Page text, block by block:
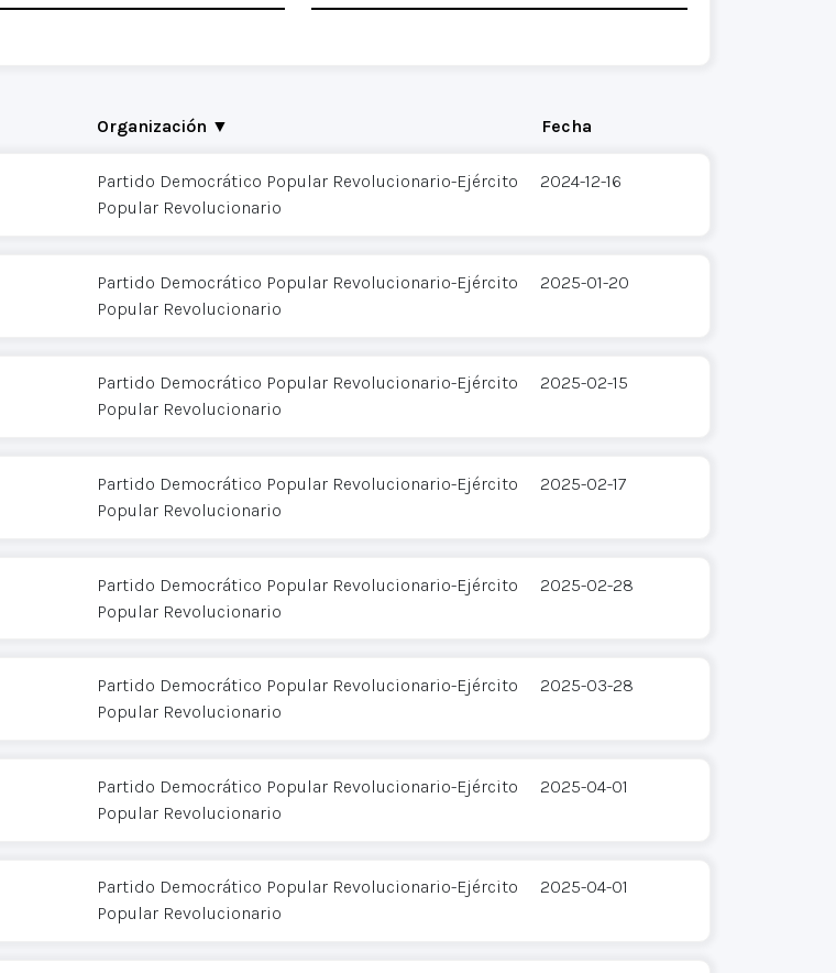
Organización ▼ Fecha
Partido Democrático Popular Revolucionario-Ejército
Popular Revolucionario
2024-12-16
Partido Democrático Popular Revolucionario-Ejército
Popular Revolucionario
2025-01-20
Partido Democrático Popular Revolucionario-Ejército
Popular Revolucionario
2025-02-15
Partido Democrático Popular Revolucionario-Ejército
Popular Revolucionario
2025-02-17
Partido Democrático Popular Revolucionario-Ejército
Popular Revolucionario
2025-02-28
Partido Democrático Popular Revolucionario-Ejército
Popular Revolucionario
2025-03-28
Partido Democrático Popular Revolucionario-Ejército
Popular Revolucionario
2025-04-01
Partido Democrático Popular Revolucionario-Ejército
Popular Revolucionario
2025-04-01